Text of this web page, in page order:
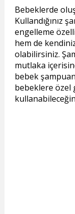
Bebeklerde
Kullandığınız
engelleme
hem de
olabilirsiniz.
mutlaka
bebek
bebeklere özel